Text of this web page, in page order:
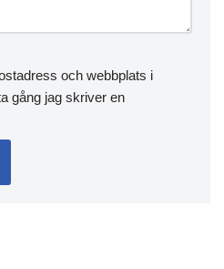
och webbplats i
gång jag skriver en